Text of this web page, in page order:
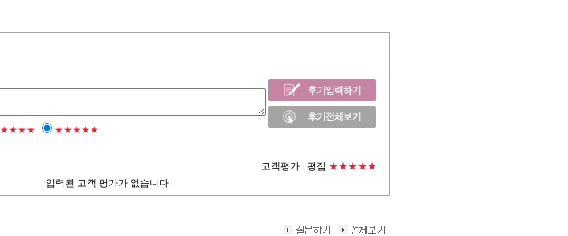
★★★★ ★★★★★
고객평가 : 평점 ★★★★★
입력된 고객 평가가 없습니다.